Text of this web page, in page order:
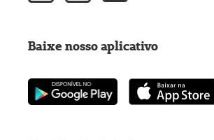
Baixe nosso aplicativo